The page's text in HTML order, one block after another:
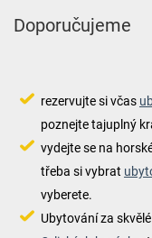
Doporučujeme
rezervujte si včas
poznejte tajuplný
vydejte se na
třeba si vybrat
vyberete.
Ubytování za